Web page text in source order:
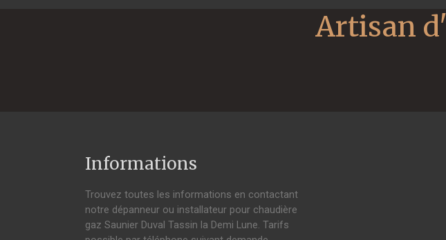
Informations
Trouvez toutes les informations en contactant
notre dépanneur ou installateur pour chaudière
gaz Saunier Duval Tassin la Demi Lune. Tarifs
Artisan